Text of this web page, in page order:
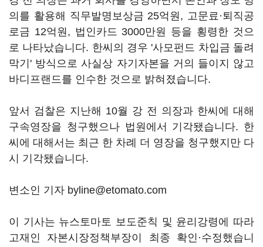
의를 활용해 직무발명보상금 25억원, 고문료·퇴직공
로금 12억원, 법인카드 3000만원 등을 횡령한 것으
로 나타났습니다. 한씨의 경우 '사모펀드 차입금 돌려
막기' 방식으로 사실상 자기자본을 거의 들이지 않고
바디프랜드를 인수한 것으로 밝혀졌습니다.
앞서 검찰은 지난해 10월 강 전 의장과 한씨에 대해
구속영장을 청구했으나 법원에서 기각됐습니다. 한
씨에 대해서는 최근 한 차례 더 영장을 청구했지만 다
시 기각됐습니다.
변소인 기자 byline@etomato.com
이 기사는 뉴스토마토 보도준칙 및 윤리강령에 따라
고재인 자본시장정책부장이 최종 확인·수정했습니